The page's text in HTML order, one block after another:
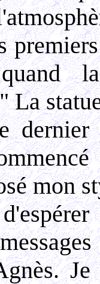
La
mon